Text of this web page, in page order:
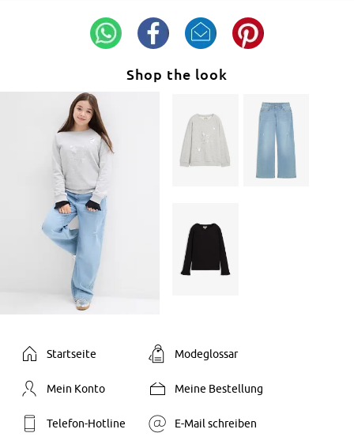
Shop the look
Startseite Modeglossar
Mein Konto Meine Bestellung
Telefon-Hotline E-Mail schreiben